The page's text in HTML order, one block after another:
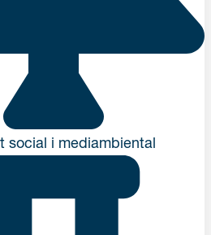
social i mediambiental